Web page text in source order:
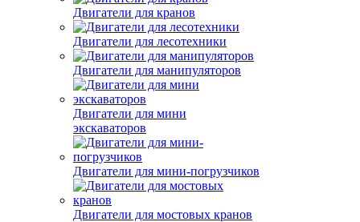
Двигатели для кранов
Двигатели для лесотехники
Двигатели для манипуляторов
Двигатели для мини
экскаваторов
Двигатели для мини-погрузчиков
Двигатели для мостовых кранов